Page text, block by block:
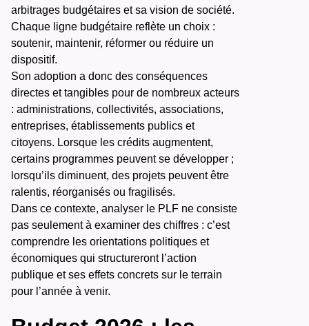
arbitrages budgétaires et sa vision de société.
Chaque ligne budgétaire reflète un choix :
soutenir, maintenir, réformer ou réduire un
dispositif.
Son adoption a donc des conséquences
directes et tangibles pour de nombreux acteurs
: administrations, collectivités, associations,
entreprises, établissements publics et
citoyens. Lorsque les crédits augmentent,
certains programmes peuvent se développer ;
lorsqu’ils diminuent, des projets peuvent être
ralentis, réorganisés ou fragilisés.
Dans ce contexte, analyser le PLF ne consiste
pas seulement à examiner des chiffres : c’est
comprendre les orientations politiques et
économiques qui structureront l’action
publique et ses effets concrets sur le terrain
pour l’année à venir.